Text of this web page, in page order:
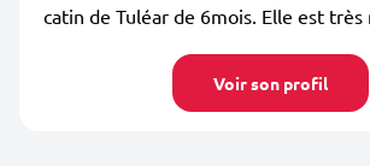
catin de Tuléar de 6mois. Elle est très
Voir son profil